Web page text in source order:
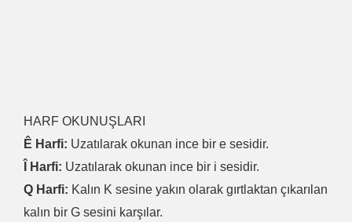
HARF OKUNUŞLARI
Ê Harfi: Uzatılarak okunan ince bir e sesidir.
Î Harfi: Uzatılarak okunan ince bir i sesidir.
Q Harfi: Kalın K sesine yakın olarak gırtlaktan çıkarılan
kalın bir G sesini karşılar.